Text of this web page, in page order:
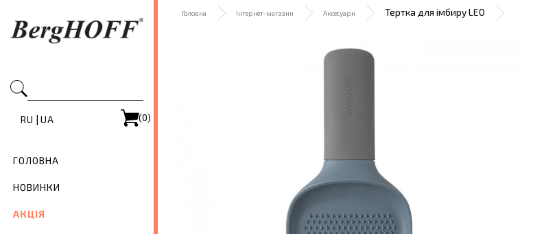
RU | UA (0)
ГОЛОВНА
НОВИНКИ
АКЦІЯ
Головна Інтернет-магазин Аксесуари Тертка для імбиру LEO